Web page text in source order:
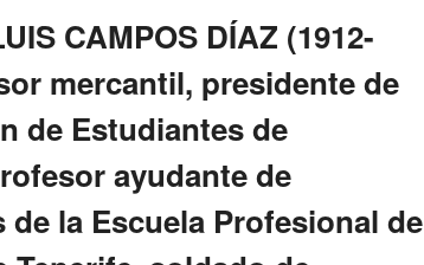
CAMPOS DÍAZ (1912-
mercantil, presidente de
de Estudiantes de
ayudante de
de la Escuela Profesional de